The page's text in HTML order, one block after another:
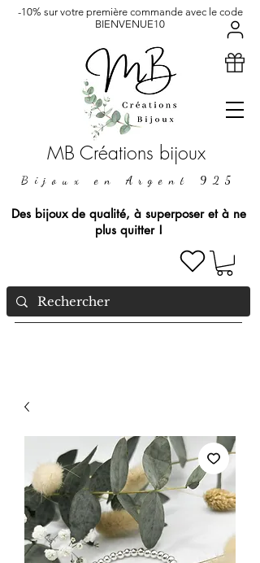
MB Créations bijoux
Bijoux en Argent 925
Des bijoux de qualité, à superposer et à ne
plus quitter !
-10% sur votre première commande avec le code
BIENVENUE10